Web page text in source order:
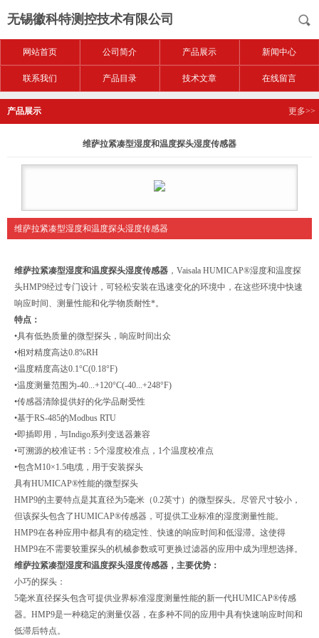
无锡徽科特测控技术有限公司
网站首页 公司简介 产品展示 新闻中心
联系我们 产品目录 技术文章 在线留言
产品展示 更多>>
维萨拉紧凑型湿度和温度探头湿度传感器
维萨拉紧凑型湿度和温度探头湿度传感器
维萨拉紧凑型湿度和温度探头湿度传感器 ，Vaisala HUMICAP®湿度和温度探
头HMP9经过专门设计，可轻松安装在迅速变化的环境中，在这些环境中快速
响应时间、测量性能和化学物质耐性*。
特点：
•具有低热质量的微型探头，响应时间出众
•相对精度高达0.8%RH
•温度精度高达0.1°C(0.18°F)
•温度测量范围为-40...+120°C(-40...+248°F)
•传感器清除提供好的化学品耐受性
•基于RS-485的Modbus RTU
•即插即用，与Indigo系列变送器兼容
•可溯源的校准证书：5个湿度校准点，1个温度校准点
•包含M10×1.5电缆，用于安装探头
具有HUMICAP®性能的微型探头
HMP9的主要特点是其直径为5毫米（0.2英寸）的微型探头。尽管尺寸较小，
但该探头包含了HUMICAP®传感器，可提供工业标准的湿度测量性能。
HMP9在各种应用中都具有的稳定性、快速的响应时间和低湿滞。这使得
HMP9在不需要较重探头的机械参数或可更换过滤器的应用中成为理想选择。
维萨拉紧凑型湿度和温度探头湿度传感器 ，主要优势：
小巧的探头：
5毫米直径探头包含可提供业界标准湿度测量性能的新一代HUMICAP®传感
器。HMP9是一种稳定的测量仪器，在多种不同的应用中具有快速响应时间和
低滞后特点。